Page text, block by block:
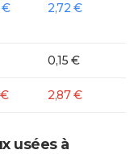
€ 2,72 €
0,15 €
2,87 €
usées à